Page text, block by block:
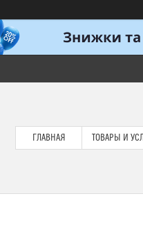
ГЛАВНАЯ ТОВАРЫ И